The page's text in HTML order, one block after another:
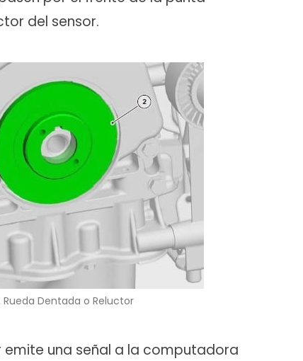
del sensor.
Rueda Dentada o Reluctor
una señal a la computadora